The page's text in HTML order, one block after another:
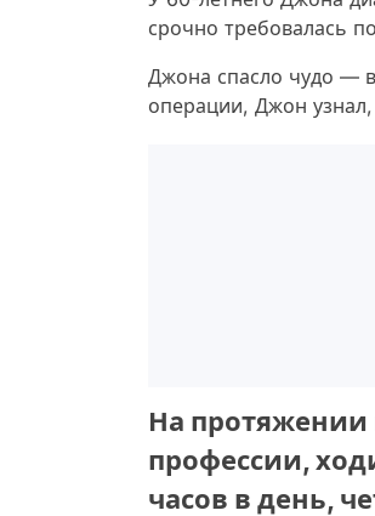
срочно требовалась
Джона спасло чудо —
операции, Джон
На протяжении
профессии,
часов в день,